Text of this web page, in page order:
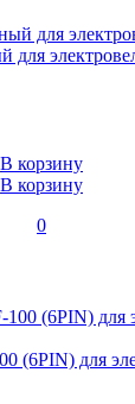
для
В корзину
В корзину
0
(6PIN) для